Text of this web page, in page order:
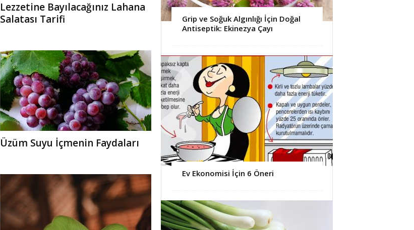
Lezzetine Bayılacağınız Lahana
Salatası Tarifi
Üzüm Suyu İçmenin Faydaları
Grip ve Soğuk Algınlığı İçin Doğal
Antiseptik: Ekinezya Çayı
Ev Ekonomisi İçin 6 Öneri